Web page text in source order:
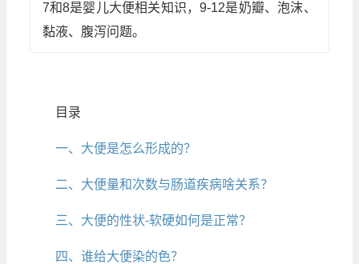
7和8是婴儿大便相关知识，9-12是奶瓣、泡沫、
黏液、腹泻问题。
目录
一、大便是怎么形成的？
二、大便量和次数与肠道疾病啥关系？
三、大便的性状-软硬如何是正常？
四、谁给大便染的色？